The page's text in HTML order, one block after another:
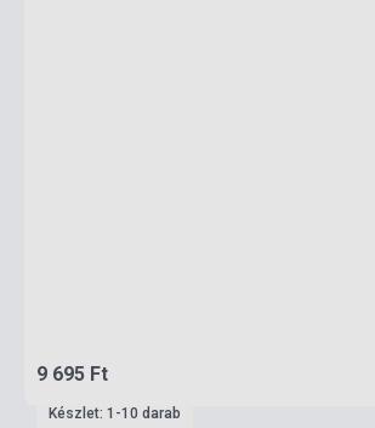
9 695 Ft
Készlet: 1-10 darab